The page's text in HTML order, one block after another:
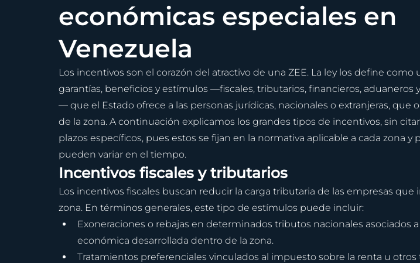
económicas especiales en
Venezuela
Los incentivos son el corazón del atractivo de una ZEE. La ley los define
garantías, beneficios y estímulos —fiscales, tributarios, financieros, aduaneros
— que el Estado ofrece a las personas jurídicas, nacionales o extranjeras, que
de la zona. A continuación explicamos los grandes tipos de incentivos, sin
plazos específicos, pues estos se fijan en la normativa aplicable a cada zona y
pueden variar en el tiempo.
Incentivos fiscales y tributarios
Los incentivos fiscales buscan reducir la carga tributaria de las empresas que
zona. En términos generales, este tipo de estímulos puede incluir:
Exoneraciones o rebajas en determinados tributos nacionales asociados
económica desarrollada dentro de la zona.
Tratamientos preferenciales vinculados al impuesto sobre la renta u